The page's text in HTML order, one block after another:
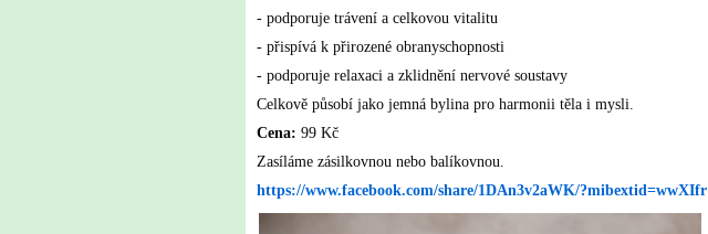
- podporuje trávení a celkovou vitalitu
- přispívá k přirozené obranyschopnosti
- podporuje relaxaci a zklidnění nervové soustavy
Celkově působí jako jemná bylina pro harmonii těla i mysli.
Cena: 99 Kč
Zasíláme zásilkovnou nebo balíkovnou.
https://www.facebook.com/share/1DAn3v2aWK/?mibextid=wwXIfr